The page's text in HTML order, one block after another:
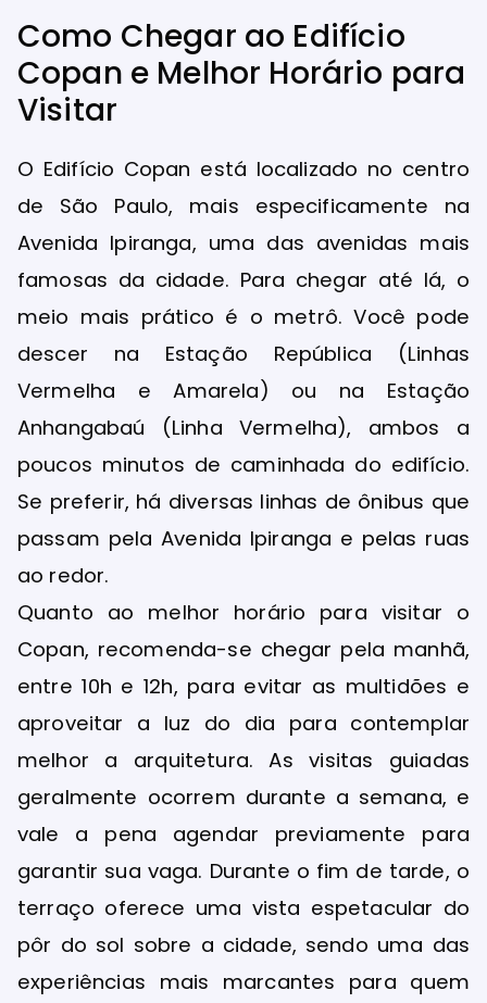
Como Chegar ao Edifício
Copan e Melhor Horário para
Visitar
O Edifício Copan está localizado no centro
de São Paulo, mais especificamente na
Avenida Ipiranga, uma das avenidas mais
famosas da cidade. Para chegar até lá, o
meio mais prático é o metrô. Você pode
descer na Estação República (Linhas
Vermelha e Amarela) ou na Estação
Anhangabaú (Linha Vermelha), ambos a
poucos minutos de caminhada do edifício.
Se preferir, há diversas linhas de ônibus que
passam pela Avenida Ipiranga e pelas ruas
ao redor.
Quanto ao melhor horário para visitar o
Copan, recomenda-se chegar pela manhã,
entre 10h e 12h, para evitar as multidões e
aproveitar a luz do dia para contemplar
melhor a arquitetura. As visitas guiadas
geralmente ocorrem durante a semana, e
vale a pena agendar previamente para
garantir sua vaga. Durante o fim de tarde, o
terraço oferece uma vista espetacular do
pôr do sol sobre a cidade, sendo uma das
experiências mais marcantes para quem